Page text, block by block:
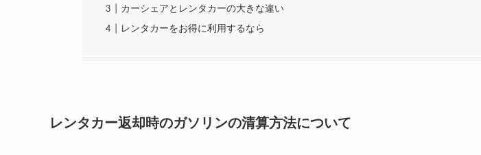
カーシェアとレンタカーの大きな違い
レンタカーをお得に利用するなら
レンタカー返却時のガソリンの清算方法について